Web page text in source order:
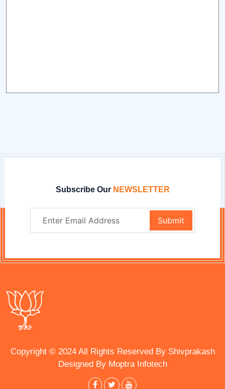
Subscribe Our NEWSLETTER
Copyright © 2024 All Rights Reserved By Shivprakash
Designed By Moptra Infotech